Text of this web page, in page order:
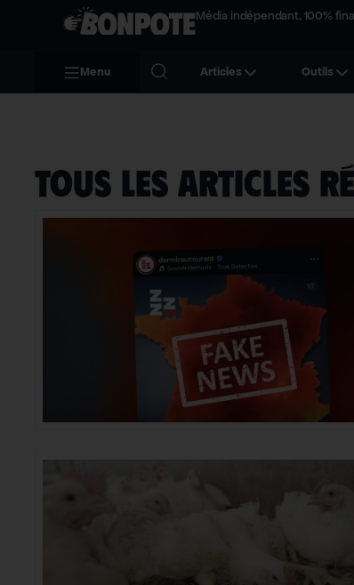
Média indépendant, 100%
Menu Articles Outils
TOUS LES ARTICLES